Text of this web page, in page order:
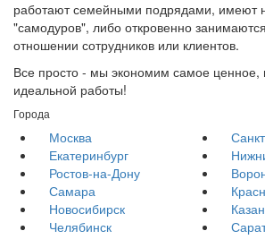
работают семейными подрядами, имеют
"самодуров", либо откровенно
отношении сотрудников или клиентов.
Все просто - мы экономим самое ценное,
идеальной работы!
Города
Москва
Екатеринбург
Ростов-на-Дону
Самара
Новосибирск
Челябинск